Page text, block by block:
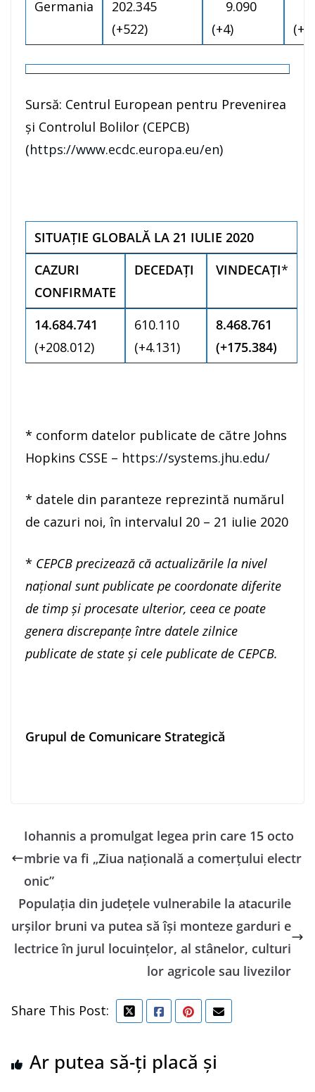
Germania
202.345
(+522)
9.090
(+4)
Sursă: Centrul European pentru Prevenirea
și Controlul Bolilor (CEPCB)
(https://www.ecdc.europa.eu/en)
SITUAȚIE GLOBALĂ LA 21 IULIE 2020
CAZURI
CONFIRMATE
DECEDAȚI VINDECAȚI*
14.684.741
(+208.012)
610.110
(+4.131)
8.468.761
(+175.384)
* conform datelor publicate de către Johns
Hopkins CSSE – https://systems.jhu.edu/
* datele din paranteze reprezintă numărul
de cazuri noi, în intervalul 20 – 21 iulie 2020
* CEPCB precizează că actualizările la nivel
național sunt publicate pe coordonate diferite
de timp și procesate ulterior, ceea ce poate
genera discrepanțe între datele zilnice
publicate de state și cele publicate de CEPCB.
Grupul de Comunicare Strategică
Iohannis a promulgat legea prin care 15 octo
mbrie va fi „Ziua naţională a comerţului electr
onic”
Populaţia din judeţele vulnerabile la atacurile
urşilor bruni va putea să îşi monteze garduri e
lectrice în jurul locuinţelor, al stânelor, culturi
lor agricole sau livezilor
Share This Post:
Ar putea să-ți placă și